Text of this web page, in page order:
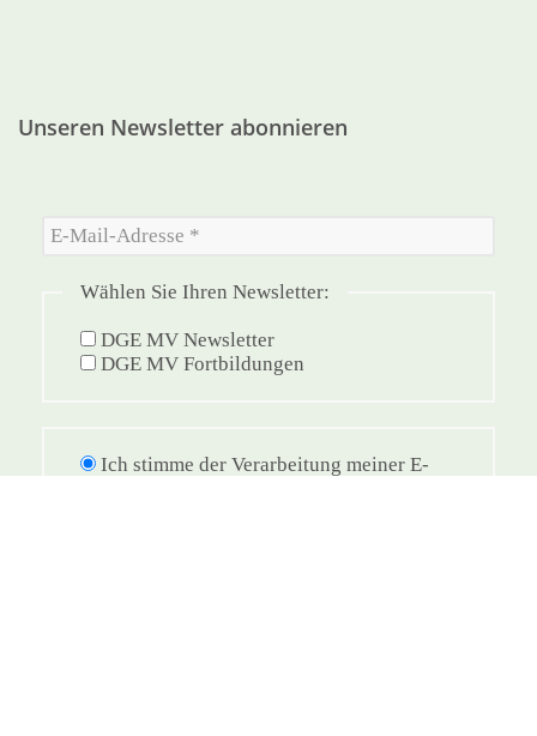
Unseren Newsletter abonnieren
Wählen Sie Ihren Newsletter:
DGE MV Newsletter
DGE MV Fortbildungen
Ich stimme der Verarbeitung meiner E-